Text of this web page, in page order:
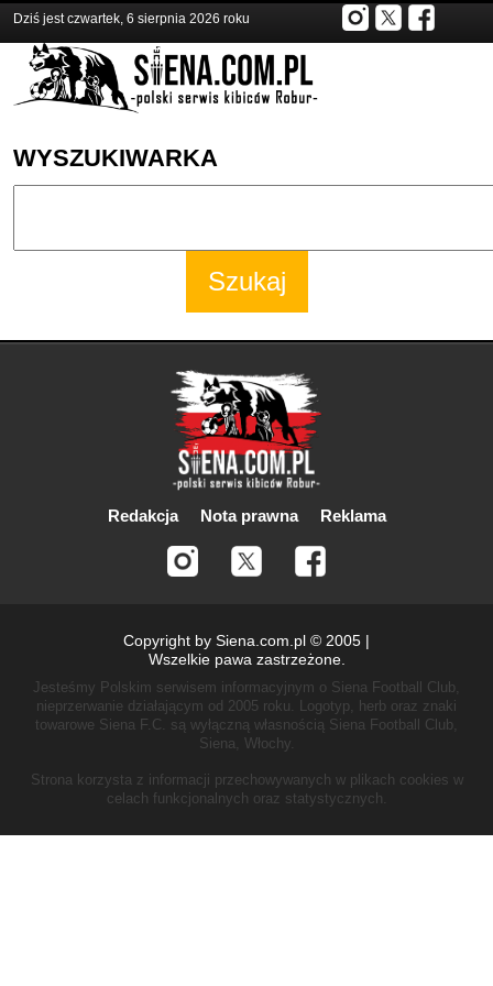
Dziś jest czwartek, 6 sierpnia 2026 roku
WYSZUKIWARKA
Redakcja Nota prawna Reklama
Copyright by Siena.com.pl © 2005 |
Wszelkie pawa zastrzeżone.
Jesteśmy Polskim serwisem informacyjnym o Siena Football Club,
nieprzerwanie działającym od 2005 roku. Logotyp, herb oraz znaki
towarowe Siena F.C. są wyłączną własnością Siena Football Club,
Siena, Włochy.
Strona korzysta z informacji przechowywanych w plikach cookies w
celach funkcjonalnych oraz statystycznych.